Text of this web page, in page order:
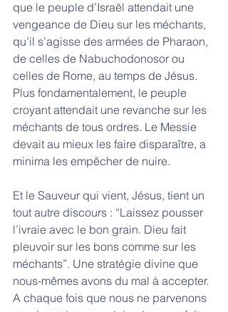
que le peuple d’Israël attendait une
vengeance de Dieu sur les méchants,
qu’il s’agisse des armées de Pharaon,
de celles de Nabuchodonosor ou
celles de Rome, au temps de Jésus.
Plus fondamentalement, le peuple
croyant attendait une revanche sur les
méchants de tous ordres. Le Messie
devait au mieux les faire disparaître, a
minima les empêcher de nuire.
Et le Sauveur qui vient, Jésus, tient un
tout autre discours : “Laissez pousser
l’ivraie avec le bon grain. Dieu fait
pleuvoir sur les bons comme sur les
méchants”. Une stratégie divine que
nous-mêmes avons du mal à accepter.
A chaque fois que nous ne parvenons